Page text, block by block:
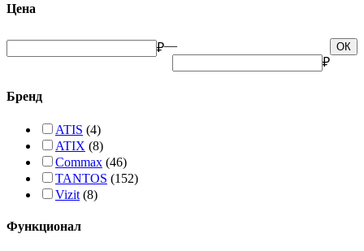
Цена
₽— ОК
₽
Бренд
ATIS (4)
ATIX (8)
Commax (46)
TANTOS (152)
Vizit (8)
Функционал